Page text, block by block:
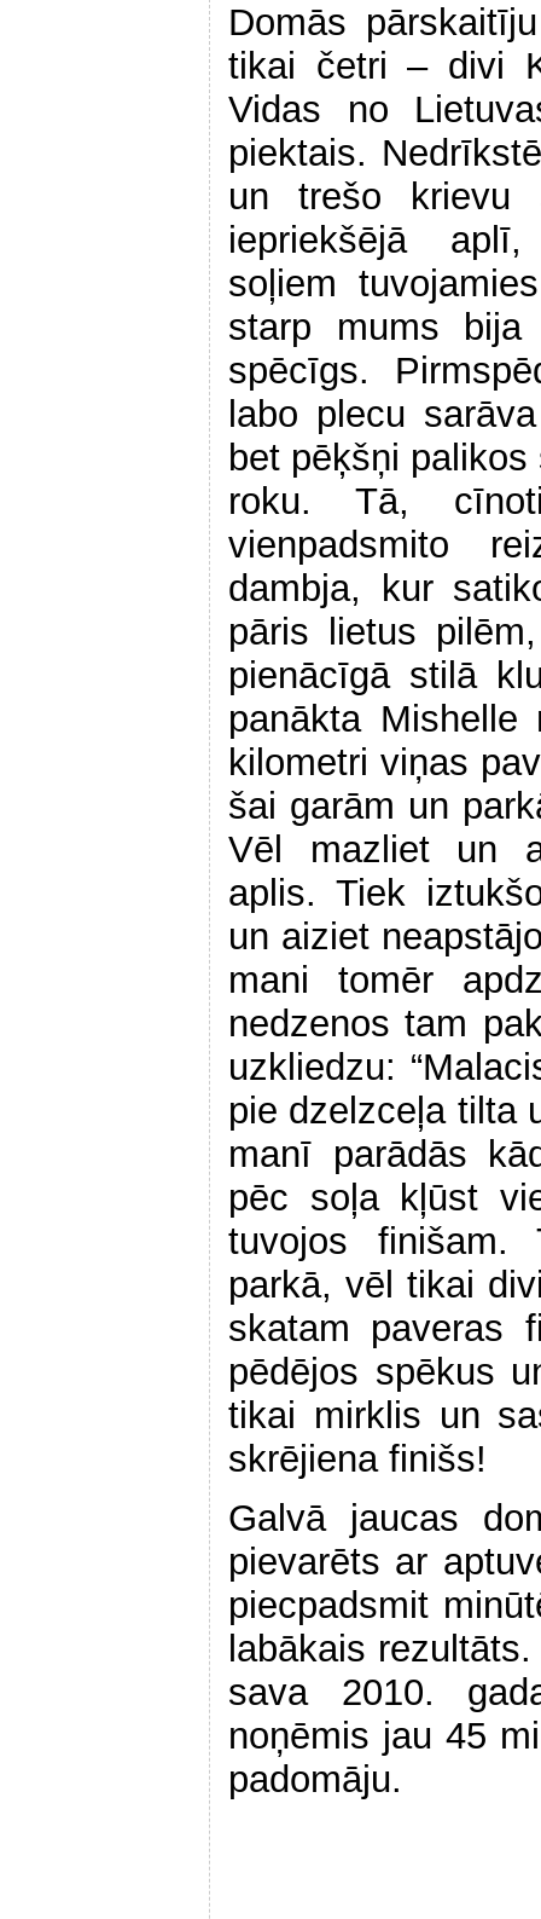
Domās
tikai četri – divi
Vidas no
piektais.
un trešo krievu
iepriekšējā
soļiem
starp mums
spēcīgs.
labo plecu
bet pēķšņi
roku. Tā,
vienpadsmito
dambja, kur
pāris lietus
pienācīgā stilā
panākta
kilometri viņas
šai garām un
Vēl mazliet un
aplis. Tiek
un aiziet
mani tomēr
nedzenos tam
uzkliedzu:
pie dzelzceļa tilta
manī parādās
pēc soļa kļūst
tuvojos
parkā, vēl tikai
skatam paveras
pēdējos spēkus
tikai mirklis un
skrējiena finišs!
Galvā jaucas
pievarēts ar
piecpadsmit
labākais
sava 2010.
noņēmis jau 45
padomāju.